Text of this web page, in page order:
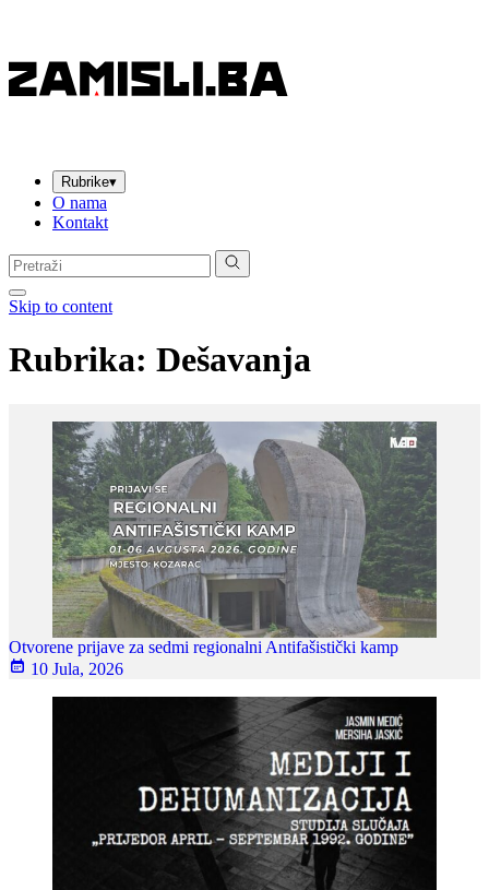
Rubrike▾
O nama
Kontakt
Pretraga:
Skip to content
Rubrika: Dešavanja
Otvorene prijave za sedmi regionalni Antifašistički kamp
10 Jula, 2026